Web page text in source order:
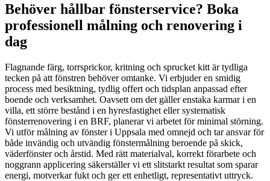
Behöver hållbar fönsterservice? Boka
professionell målning och renovering i
dag
Flagnande färg, torrsprickor, kritning och sprucket kitt är tydliga
tecken på att fönstren behöver omtanke. Vi erbjuder en smidig
process med besiktning, tydlig offert och tidsplan anpassad efter
boende och verksamhet. Oavsett om det gäller enstaka karmar i en
villa, ett större bestånd i en hyresfastighet eller systematisk
fönsterrenovering i en BRF, planerar vi arbetet för minimal störning.
Vi utför målning av fönster i Uppsala med omnejd och tar ansvar för
både invändig och utvändig fönstermålning beroende på skick,
väderfönster och årstid. Med rätt materialval, korrekt förarbete och
noggrann applicering säkerställer vi ett slitstarkt resultat som sparar
energi, motverkar fukt och ger ett enhetligt, representativt uttryck.